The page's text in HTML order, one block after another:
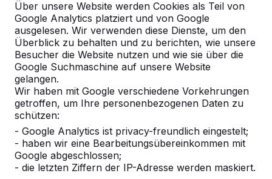
Über unsere Website werden Cookies als Teil von
Google Analytics platziert und von Google
ausgelesen. Wir verwenden diese Dienste, um den
Überblick zu behalten und zu berichten, wie unsere
Besucher die Website nutzen und wie sie über die
Google Suchmaschine auf unsere Website
gelangen.
Wir haben mit Google verschiedene Vorkehrungen
getroffen, um Ihre personenbezogenen Daten zu
schützen:
- Google Analytics ist privacy-freundlich eingestelt;
- haben wir eine Bearbeitungsübereinkommen mit
Google abgeschlossen;
- die letzten Ziffern der IP-Adresse werden maskiert.
Referenzen